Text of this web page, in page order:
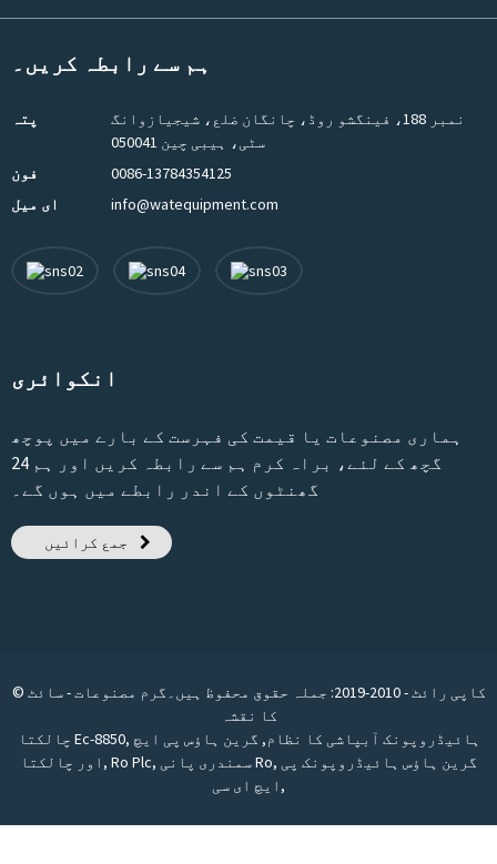
ہم سے رابطہ کریں۔
پتہ
نمبر 188، فینگشو روڈ، چانگان ضلع، شیجیازوانگ
سٹی، ہیبی چین 050041
فون
0086-13784354125
ای میل
info@watequipment.com
انکوائری
ہماری مصنوعات یا قیمت کی فہرست کے بارے میں پوچھ
گچھ کے لئے، براہ کرم ہم سے رابطہ کریں اور ہم 24
گھنٹوں کے اندر رابطے میں ہوں گے۔
جمع کرائیں
© کاپی رائٹ - 2010-2019: جملہ حقوق محفوظ ہیں۔ گرم مصنوعات-سائٹ
کا نقشہ
چالکتا Ec-8850, ہائیڈروپونک آبپاشی کا نظام, گرین ہاؤس پی ایچ
اور چالکتا , Ro Plc, سمندری پانی Ro, گرین ہاؤس ہائیڈروپونک پی
ایچ ای سی ,